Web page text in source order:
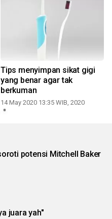
Tips menyimpan sikat gigi
yang benar agar tak
berkuman
14 May 2020 13:35 WIB, 2020
potensi Mitchell Baker
juara yah"